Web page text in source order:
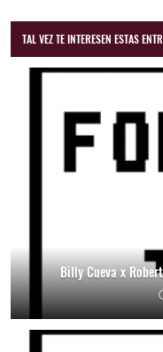
TAL VEZ TE INTERESEN ESTAS
Billy Cueva x